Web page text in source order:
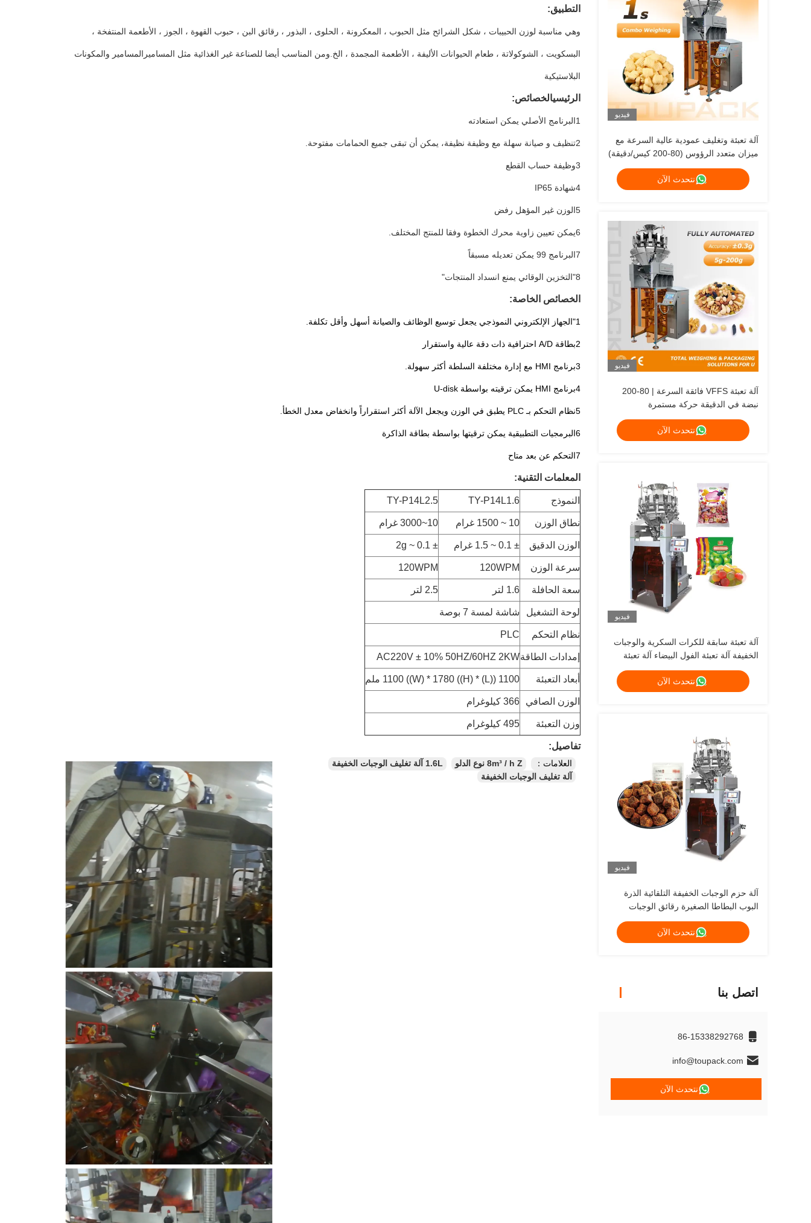
فيديو
آلة تعبئة وتغليف عمودية عالية السرعة مع
ميزان متعدد الرؤوس (80-200 كيس/دقيقة)
نتحدث الآن
فيديو
آلة تعبئة VFFS فائقة السرعة | 80-200
نبضة في الدقيقة حركة مستمرة
نتحدث الآن
فيديو
آلة تعبئة سابقة للكرات السكرية والوجبات
الخفيفة آلة تعبئة الفول البيضاء آلة تعبئة
نتحدث الآن
فيديو
آلة حزم الوجبات الخفيفة التلقائية الذرة
البوب البطاطا الصغيرة رقائق الوجبات
الخفيفة الطعام آلة حزم عمودية للوجبات
الخفيفة
نتحدث الآن
اتصل بنا
86-15338292768
info@toupack.com
نتحدث الآن
التطبيق:
وهي مناسبة لوزن الحبيبات ، شكل الشرائح مثل الحبوب ، المعكرونة ، الحلوى ، البذور ، رقائق البن ، حبوب القهوة ، الجوز ، الأطعمة المنتفخة ،
البسكويت ، الشوكولاتة ، طعام الحيوانات الأليفة ، الأطعمة المجمدة ، الخ.ومن المناسب أيضا للصناعة غير الغذائية مثل المساميرالمسامير والمكونات
البلاستيكية
الرئيسيالخصائص:
1البرنامج الأصلي يمكن استعادته
2تنظيف و صيانة سهلة مع وظيفة نظيفة، يمكن أن تبقى جميع الحمامات مفتوحة.
3وظيفة حساب القطع
4شهادة IP65
5الوزن غير المؤهل رفض
6يمكن تعيين زاوية محرك الخطوة وفقا للمنتج المختلف.
7البرنامج 99 يمكن تعديله مسبقاً
8"التخزين الوقائي يمنع انسداد المنتجات"
الخصائص الخاصة:
1"الجهاز الإلكتروني النموذجي يجعل توسيع الوظائف والصيانة أسهل وأقل تكلفة.
2بطاقة A/D احترافية ذات دقة عالية واستقرار
3برنامج HMI مع إدارة مختلفة السلطة أكثر سهولة.
4برنامج HMI يمكن ترقيته بواسطة U-disk
5نظام التحكم بـ PLC يطبق في الوزن ويجعل الآلة أكثر استقراراً وانخفاض معدل الخطأ.
6البرمجيات التطبيقية يمكن ترقيتها بواسطة بطاقة الذاكرة
7التحكم عن بعد متاح
المعلمات التقنية:
النموذج TY-P14L1.6
TY-P14L2.5
نطاق الوزن 10 ~ 1500 غرام 10~3000 غرام
الوزن الدقيق ± 0.1 ~ 1.5 غرام ± 0.1 ~ 2g
سرعة الوزن 120WPM
120WPM
سعة الحافلة 1.6 لتر 2.5 لتر
لوحة التشغيل شاشة لمسة 7 بوصة
نظام التحكم PLC
إمدادات الطاقةAC220V ± 10% 50HZ/60HZ 2KW
أبعاد التعبئة 1100 ((L) * 1100 ((W) * 1780 ((H) ملم
الوزن الصافي 366 كيلوغرام
وزن التعبئة 495 كيلوغرام
تفاصيل:
العلامات： 8m³ / h Z نوع الدلو
1.6L آلة تغليف الوجبات الخفيفة
آلة تغليف الوجبات الخفيفة